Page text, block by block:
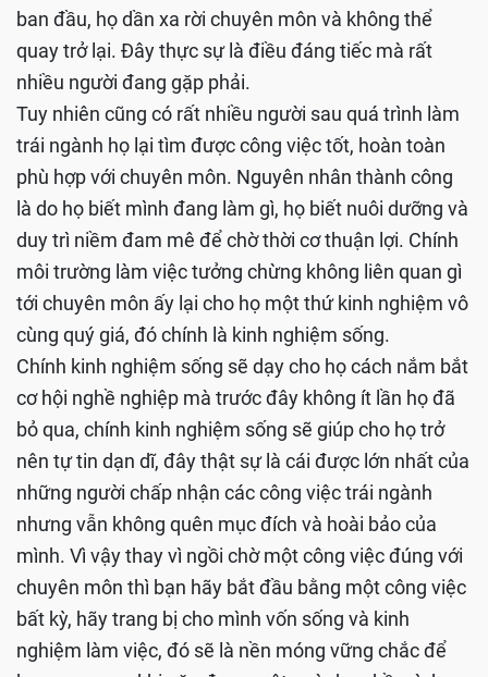
ban đầu, họ dần xa rời chuyên môn và không thể
quay trở lại. Đây thực sự là điều đáng tiếc mà rất
nhiều người đang gặp phải.
Tuy nhiên cũng có rất nhiều người sau quá trình làm
trái ngành họ lại tìm được công việc tốt, hoàn toàn
phù hợp với chuyên môn. Nguyên nhân thành công
là do họ biết mình đang làm gì, họ biết nuôi dưỡng và
duy trì niềm đam mê để chờ thời cơ thuận lợi. Chính
môi trường làm việc tưởng chừng không liên quan gì
tới chuyên môn ấy lại cho họ một thứ kinh nghiệm vô
cùng quý giá, đó chính là kinh nghiệm sống.
Chính kinh nghiệm sống sẽ dạy cho họ cách nắm bắt
cơ hội nghề nghiệp mà trước đây không ít lần họ đã
bỏ qua, chính kinh nghiệm sống sẽ giúp cho họ trở
nên tự tin dạn dĩ, đây thật sự là cái được lớn nhất của
những người chấp nhận các công việc trái ngành
nhưng vẫn không quên mục đích và hoài bảo của
mình. Vì vậy thay vì ngồi chờ một công việc đúng với
chuyên môn thì bạn hãy bắt đầu bằng một công việc
bất kỳ, hãy trang bị cho mình vốn sống và kinh
nghiệm làm việc, đó sẽ là nền móng vững chắc để